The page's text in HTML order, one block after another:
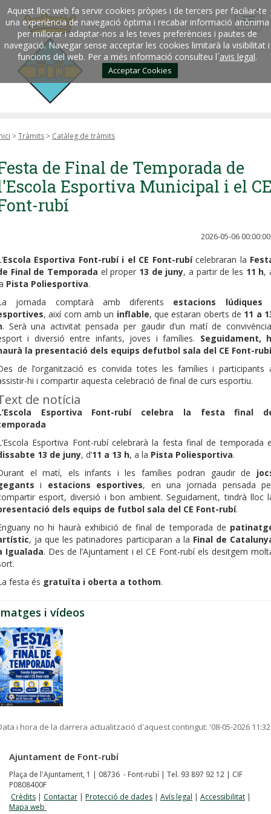
Aquest lloc web fa servir cookies pròpies i de tercers per faciliar-te
una experiència de navegació òptima i recabar informació anònima
per millorar i adaptar-nos a les teves preferències i pautes de
navegació. Navegar sense acceptar les cookies limitarà la visibilitat i
funcions del web. Per a més informació consulteu l´avis legal.
Acceptar Cookies
>Tràmits > Catàleg de tràmits
de Final de Temporada de
Esportiva Municipal i el
rubí
2026-05-06 00:00:00
Escola Esportiva Font-rubí i el CE Font-rubícelebraran la
Final de Temporada el proper 13 de juny, a partir de les 11 h,
Pista Poliesportiva.
jornada comptarà amb diferents estacions lúdiques
, així com amb un inflable, que estaran oberts de 11 a
. Serà una activitat pensada per gaudir d’un matí de
i diversió entre infants, joves i famílies. Seguidament,
la presentació dels equips defutbol sala del CE Font-
de l’organització es convida totes les famílies i participants
hi i compartir aquesta celebració de final de curs esportiu.
de notícia
Esportiva Font-rubí celebra la festa final
Esportiva Font-rubí celebrarà la festa final de temporada
13 de juny, d’11 a 13 h, a la Pista Poliesportiva.
el matí, els infants i les famílies podran gaudir de
i estacions esportives, en una jornada pensada
esport, diversió i bon ambient. Seguidament, tindrà lloc
dels equips de futbol sala del CE Font-rubí.
no hi haurà exhibició de final de temporada de
, ja que les patinadores participaran a la Final de
Igualada. Des de l’Ajuntament i el CE Font-rubí els desitgem
festa és gratuïta i oberta a tothom.
i vídeos
i hora de la darrera actualització d'aquest contingut: '08-05-2026 11:32
Ajuntament de Font-rubí
Plaça de l'Ajuntament, 1 | 08736 - Font-rubí | Tel. 93 897 92 12 | CIF
P0808400F
Crèdits | Contactar | Protecció de dades | Avís legal | Accessibilitat |
Mapa web